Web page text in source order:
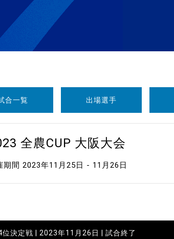
合一覧 出場選手
全農CUP 大阪大会
期間 2023年11月25日 - 11月26日
位決定戦 | 2023年11月26日 | 試合終了